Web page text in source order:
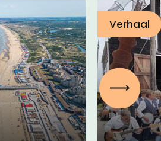
de
2)
werk
Verhaal